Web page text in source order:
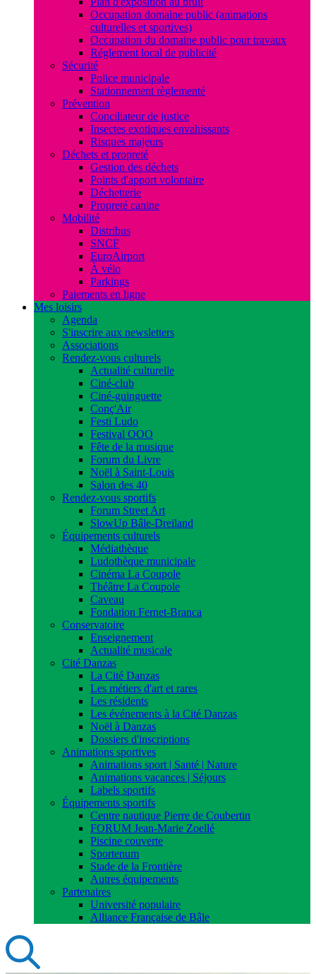
Occupation domaine public (animations
culturelles et sportives)
Occupation du domaine public pour travaux
Réglement local de publicité
Sécurité
Police municipale
Stationnement règlementé
Prévention
Conciliateur de justice
Insectes exotiques envahissants
Risques majeurs
Déchets et propreté
Gestion des déchets
Points d'apport volontaire
Déchetterie
Propreté canine
Mobilité
Distribus
SNCF
EuroAirport
À vélo
Parkings
Paiements en ligne
Mes loisirs
Agenda
S'inscrire aux newsletters
Associations
Rendez-vous culturels
Actualité culturelle
Ciné-club
Ciné-guinguette
Conç'Air
Festi Ludo
Festival OOO
Fête de la musique
Forum du Livre
Noël à Saint-Louis
Salon des 40
Rendez-vous sportifs
Forum Street Art
SlowUp Bâle-Dreiland
Équipements culturels
Médiathèque
Ludothèque municipale
Cinéma La Coupole
Théâtre La Coupole
Caveau
Fondation Fernet-Branca
Conservatoire
Enseignement
Actualité musicale
Cité Danzas
La Cité Danzas
Les métiers d'art et rares
Les résidents
Les événements à la Cité Danzas
Noël à Danzas
Dossiers d'inscriptions
Animations sportives
Animations sport | Santé | Nature
Animations vacances | Séjours
Labels sportifs
Équipements sportifs
Centre nautique Pierre de Coubertin
FORUM Jean-Marie Zoellé
Piscine couverte
Sportenum
Stade de la Frontière
Autres équipements
Partenaires
Université populaire
Alliance Française de Bâle